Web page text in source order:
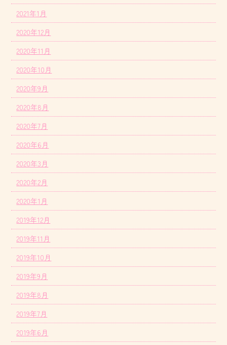
2021年1月
2020年12月
2020年11月
2020年10月
2020年9月
2020年8月
2020年7月
2020年6月
2020年3月
2020年2月
2020年1月
2019年12月
2019年11月
2019年10月
2019年9月
2019年8月
2019年7月
2019年6月